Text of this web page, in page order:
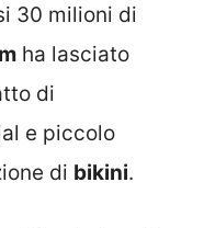
30 milioni di
ha lasciato
di
e piccolo
di bikini.